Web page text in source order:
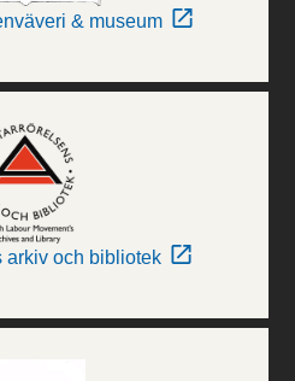
& museum
arkiv och bibliotek